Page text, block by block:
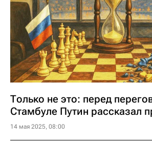
Только не это: перед
Стамбуле Путин рассказал
14 мая 2025, 08:00